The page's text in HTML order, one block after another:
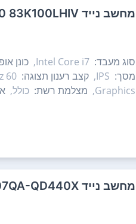
מחשב נייד Lenovo IdeaPad Slim 3 15IRH10 83K100LHIV לנובו
סוג מעבד: Intel Core i7, כונן
מסך: IPS, קצב רענון תצוגה: 60 Hz,
Graphics,
מצלמת רשת: כולל,
מחשב נייד Asus Zenbook 14 UX3407QA-QD440X אסוס